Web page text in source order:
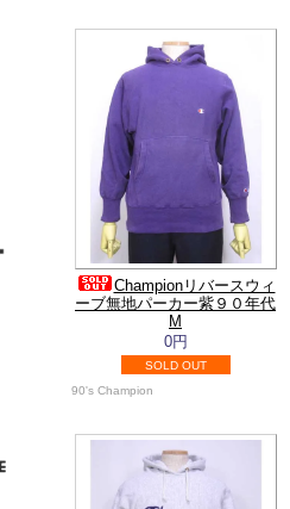
Championリバースウィ
ーブ無地パーカー紫９０年代
M
0円
SOLD OUT
90's Champion